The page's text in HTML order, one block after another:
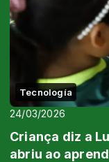
Tecnología
24/03/2026
Criança diz a
abriu ao